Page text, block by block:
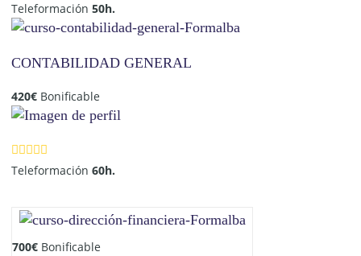
Teleformación50h.
CONTABILIDAD GENERAL
420€ Bonificable
Teleformación60h.
700€ Bonificable